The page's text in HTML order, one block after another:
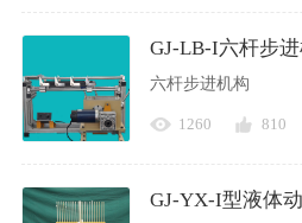
GJ-LB-I六杆步
六杆步进机构
1260 810
GJ-YX-I型液体